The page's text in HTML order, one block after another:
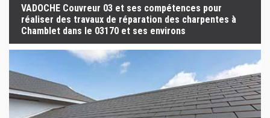
VADOCHE Couvreur 03 et ses compétences pour
réaliser des travaux de réparation des charpentes à
Chamblet dans le 03170 et ses environs